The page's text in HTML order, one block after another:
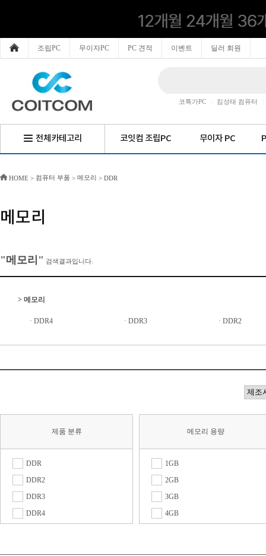
조립PC 무이자PC PC 견적 이벤트 딜러 회원
코특가PC 킴성태 컴퓨터
전체카테고리 코잇컴 조립PC 무이자 PC
HOME > 컴퓨터 부품 > 메모리 > DDR
메모리
"메모리" 검색결과입니다.
> 메모리
· DDR4 · DDR3 · DDR2
제품 분류
DDR
DDR2
DDR3
DDR4
메모리 용량
1GB
2GB
3GB
4GB